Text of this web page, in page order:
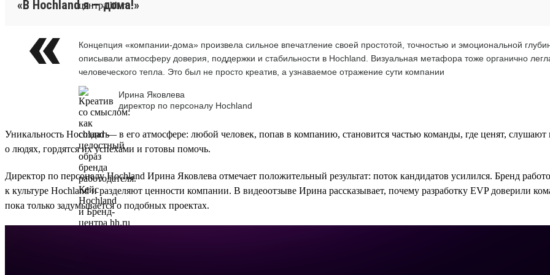
«В Hochland я — дома!»
Концепция «компании-дома» произвела сильное впечатление своей простотой, точностью и эмоциональной
описывали атмосферу доверия, поддержки и стабильности в Hochland. Визуальная метафора тоже органично
человеческого тепла. Это был не просто креатив, а узнаваемое отражение сути компании
Ирина Яковлева
директор по персоналу Hochland
Уникальность Hochland — в его атмосфере: любой человек, попав в компанию, становится частью команды, где ценят, слушают
о людях, гордятся их успехами и готовы помочь.
Директор по персоналу Hochland Ирина Яковлева отмечает положительный результат: поток кандидатов усилился. Бренд
к культуре Hochland и разделяют ценности компании. В видеоотзыве Ирина рассказывает, почему разработку EVP доверили
пока только задумывается о подобных проектах.